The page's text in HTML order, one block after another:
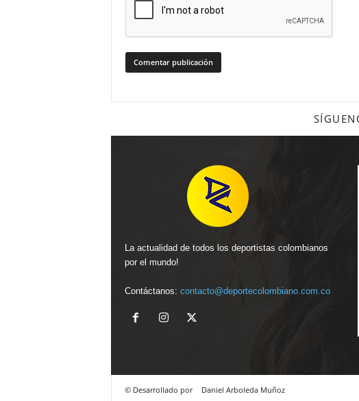
La actualidad de todos los deportistas colombianos
por el mundo!
Contáctanos: contacto@deportecolombiano.com.co
© Desarrollado por Daniel Arboleda Muñoz